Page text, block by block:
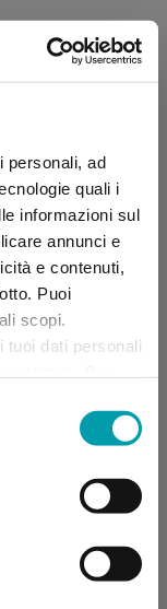
personali, ad
quali i
informazioni sul
annunci e
e contenuti,
Puoi
scopi.
tuoi dati personali
occurred (see the